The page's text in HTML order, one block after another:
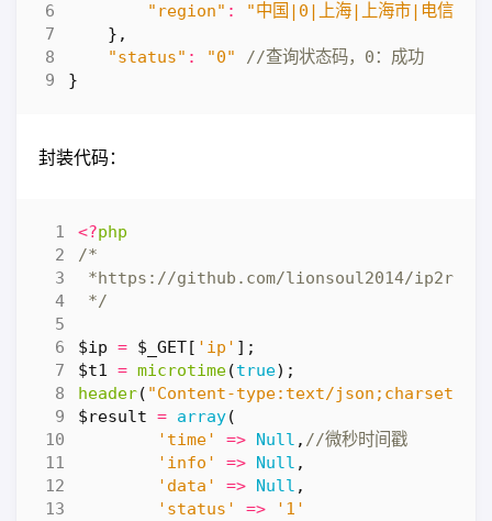
"region" :
"中国|0|上海|上海市|电信"
},
"status" : "0"
}
封装代码：
<?php
*/
$ip = $_GET[ 'ip' ];
$t1 = microtime(true);
header( "Content-type:text/
$result = array(
'time'
=> Null ,
'info'
=> Null ,
'data'
=> Null ,
'status'
=>
'1'